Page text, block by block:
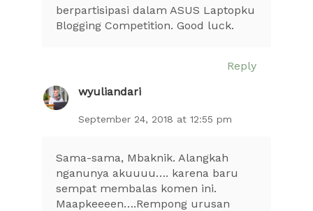
berpartisipasi dalam ASUS Laptopku
Blogging Competition. Good luck.
Reply
wyuliandari
September 24, 2018 at 12:55 pm
Sama-sama, Mbaknik. Alangkah
nganunya akuuuu…. karena baru
sempat membalas komen ini.
Maapkeeeen….Rempong urusan